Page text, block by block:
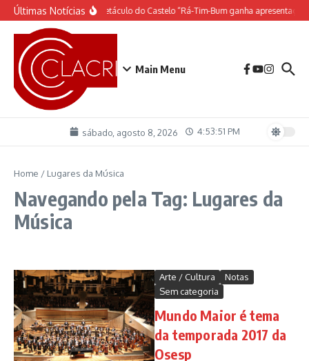
Ir para o conteúdo
Últimas NotíciasO espetáculo do Castelo “Rá-Tim-Bum ganha
Main Menu
sábado, agosto 8, 2026 4:53:51 PM
Home / Lugares da Música
Navegando pela Tag: Lugares da
Música
Arte / Cultura
Notas
Sem categoria
Mundo Maior é tema
da temporada 2017 da
Osesp